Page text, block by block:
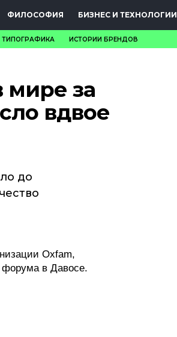
ФИЛОСОФИЯ БИЗНЕС И ТЕХНОЛОГИИ
ТИПОГРАФИКА ИСТОРИИ БРЕНДОВ
мире за
вдвое
до
Oxfam,
форума в Давосе.
КЕЙСЫ
КРЕАТИВА
БИЗНЕС И